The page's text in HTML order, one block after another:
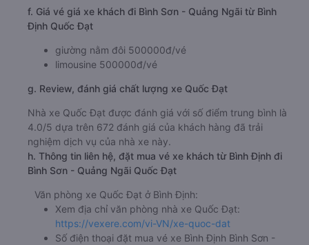
f. Giá vé giá xe khách đi Bình Sơn - Quảng Ngãi từ Bình
Định Quốc Đạt
giường nằm đôi 500000đ/vé
limousine 500000đ/vé
g. Review, đánh giá chất lượng xe Quốc Đạt
Nhà xe Quốc Đạt được đánh giá với số điểm trung bình là
4.0/5 dựa trên 672 đánh giá của khách hàng đã trải
nghiệm dịch vụ của nhà xe này.
h. Thông tin liên hệ, đặt mua vé xe khách từ Bình Định đi
Bình Sơn - Quảng Ngãi Quốc Đạt
Văn phòng xe Quốc Đạt ở Bình Định:
Xem địa chỉ văn phòng nhà xe Quốc Đạt:
https://vexere.com/vi-VN/xe-quoc-dat
Số điện thoại đặt mua vé xe Bình Định Bình Sơn -